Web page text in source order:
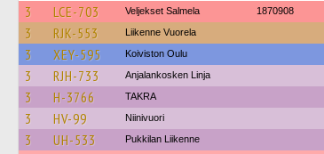
3 LCE-703 Veljekset Salmela 1870908
3 RJK-553 Liikenne Vuorela
3 XEY-595 Koiviston Oulu
3 RJH-733 Anjalankosken Linja
3 H-3766 TAKRA
3 HV-99 Niinivuori
3 UH-533 Pukkilan Liikenne